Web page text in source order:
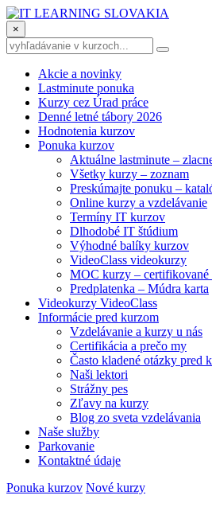
×
Akcie a novinky
Lastminute ponuka
Kurzy cez Úrad práce
Denné letné tábory 2026
Hodnotenia kurzov
Ponuka kurzov
Aktuálne lastminute –
Všetky kurzy – zoznam
Preskúmajte ponuku –
Online kurzy a vzdelávanie
Termíny IT kurzov
Dlhodobé IT štúdium
Výhodné balíky kurzov
VideoClass videokurzy
MOC kurzy –
Predplatenka – Múdra karta
Videokurzy VideoClass
Informácie pred kurzom
Vzdelávanie a kurzy u nás
Certifikácia a prečo my
Často kladené otázky pred
Naši lektori
Strážny pes
Zľavy na kurzy
Blog zo sveta vzdelávania
Naše služby
Parkovanie
Kontaktné údaje
Ponuka kurzov Nové kurzy